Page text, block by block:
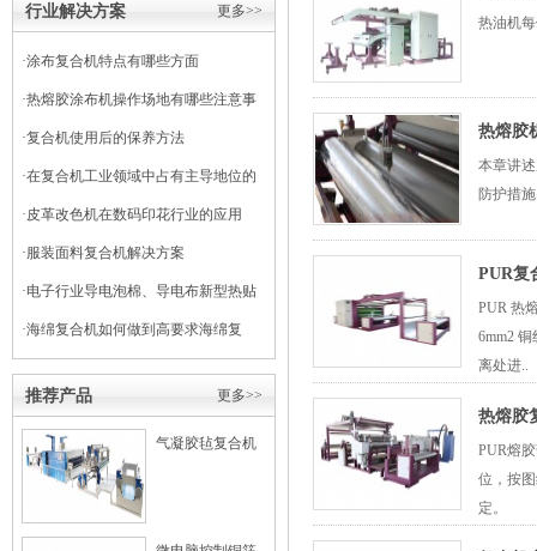
更多>>
行业解决方案
·涂布复合机特点有哪些方面
·热熔胶涂布机操作场地有哪些注意事
项
·复合机使用后的保养方法
·在复合机工业领域中占有主导地位的
干式复合机
·皮革改色机在数码印花行业的应用
·服装面料复合机解决方案
·电子行业导电泡棉、导电布新型热贴
复合
·海绵复合机如何做到高要求海绵复
更多>>
推荐产品
气凝胶毡复合机
热油机
热熔胶
本章讲
防护措
PUR复
PUR 热
6mm2
离处进..
热熔胶
PUR熔
位，按
定。